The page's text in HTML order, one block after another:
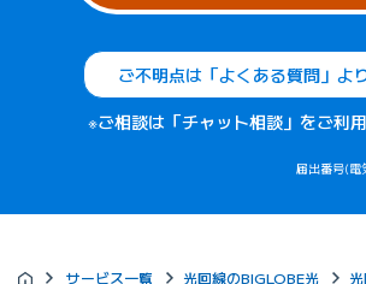
ご不明点は「よくある質問」よ
※ご相談は「チャット相談」をご利用
届出番号(
サービス一覧 光回線のBIGLOBE光